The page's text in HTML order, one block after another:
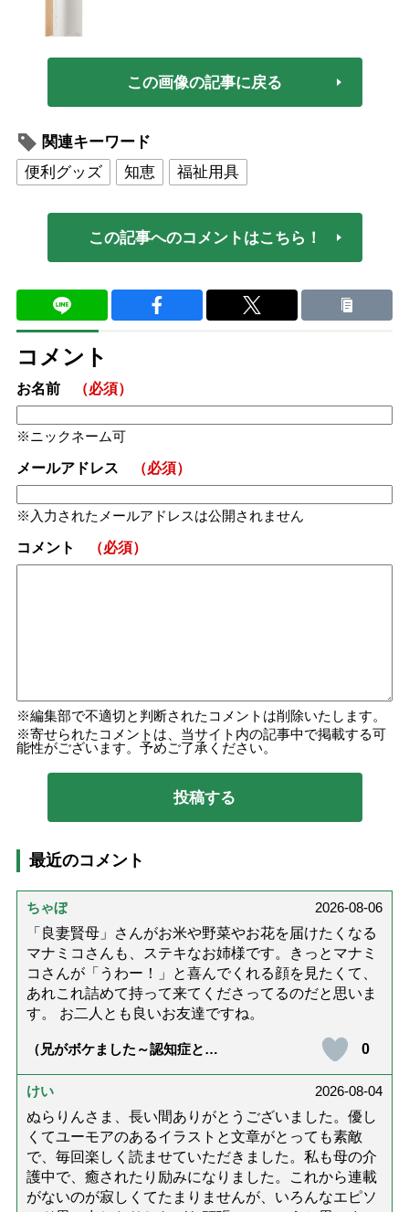
この画像の記事に戻る
関連キーワード
便利グッズ
知恵 福祉用具
この記事へのコメントはこちら！
コメント
お名前 （必須）
ニックネーム可
メールアドレス （必須）
入力されたメールアドレスは公開されません
コメント （必須）
編集部で不適切と判断されたコメントは削除いたします。
寄せられたコメントは、当サイト内の記事中で掲載する可
能性がございます。予めご了承ください。
最近のコメント
ちゃぼ
2026-08-06
「良妻賢母」さんがお米や野菜やお花を届けたくなる
マナミコさんも、ステキなお姉様です。きっとマナミ
コさんが「うわー！」と喜んでくれる顔を見たくて、
あれこれ詰めて持って来てくださってるのだと思いま
す。 お二人とも良いお友達ですね。
（兄がボケました～認知症と介
達』が届きました」）
0
けい
2026-08-04
ぬらりんさま、長い間ありがとうございました。優し
くてユーモアのあるイラストと文章がとっても素敵
で、毎回楽しく読ませていただきました。私も母の介
護中で、癒されたり励みになりました。これから連載
がないのが寂しくてたまりませんが、いろんなエピソ